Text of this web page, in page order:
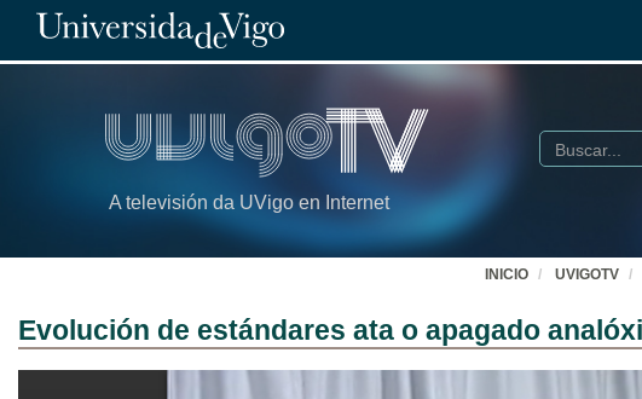
A televisión da UVigo en Internet
Buscar
INICIO UVIGOTV
Evolución de estándares ata o apagado